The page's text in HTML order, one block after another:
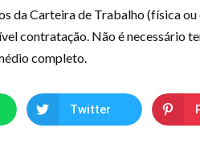
da Carteira de Trabalho (física
contratação. Não é necessário
completo.
Twitter